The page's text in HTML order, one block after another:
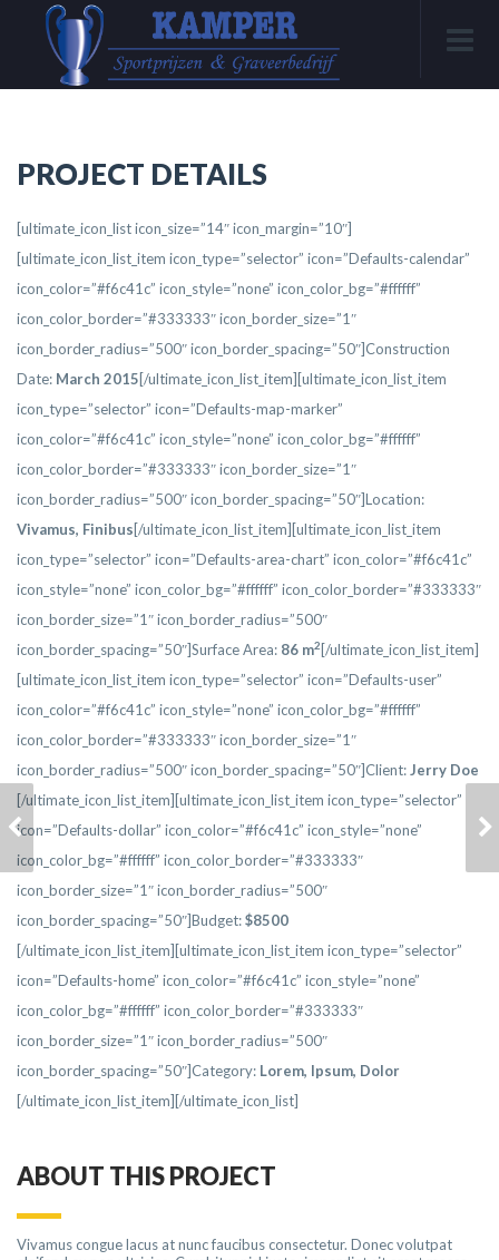
PROJECT DETAILS
[ultimate_icon_list icon_size=”14″ icon_margin=”10″]
[ultimate_icon_list_item icon_type=”selector” icon=”Defaults-calendar”
icon_color=”#f6c41c” icon_style=”none” icon_color_bg=”#ffffff”
icon_color_border=”#333333″ icon_border_size=”1″
icon_border_radius=”500″ icon_border_spacing=”50″]Construction
Date: March 2015[/ultimate_icon_list_item][ultimate_icon_list_item
icon_type=”selector” icon=”Defaults-map-marker”
icon_color=”#f6c41c” icon_style=”none” icon_color_bg=”#ffffff”
icon_color_border=”#333333″ icon_border_size=”1″
icon_border_radius=”500″ icon_border_spacing=”50″]Location:
Vivamus, Finibus[/ultimate_icon_list_item][ultimate_icon_list_item
icon_type=”selector” icon=”Defaults-area-chart” icon_color=”#f6c41c”
icon_style=”none” icon_color_bg=”#ffffff” icon_color_border=”#333333″
icon_border_size=”1″ icon_border_radius=”500″
icon_border_spacing=”50″]Surface Area: 86 m2 [/ultimate_icon_list_item]
[ultimate_icon_list_item icon_type=”selector” icon=”Defaults-user”
icon_color=”#f6c41c” icon_style=”none” icon_color_bg=”#ffffff”
icon_color_border=”#333333″ icon_border_size=”1″
icon_border_radius=”500″ icon_border_spacing=”50″]Client: Jerry Doe
[/ultimate_icon_list_item][ultimate_icon_list_item icon_type=”selector”
icon=”Defaults-dollar” icon_color=”#f6c41c” icon_style=”none”
icon_color_bg=”#ffffff” icon_color_border=”#333333″
icon_border_size=”1″ icon_border_radius=”500″
icon_border_spacing=”50″]Budget:$8500
[/ultimate_icon_list_item][ultimate_icon_list_item icon_type=”selector”
icon=”Defaults-home” icon_color=”#f6c41c” icon_style=”none”
icon_color_bg=”#ffffff” icon_color_border=”#333333″
icon_border_size=”1″ icon_border_radius=”500″
icon_border_spacing=”50″]Category: Lorem, Ipsum, Dolor
[/ultimate_icon_list_item][/ultimate_icon_list]
ABOUT THIS PROJECT
Vivamus congue lacus at nunc faucibus consectetur. Donec volutpat
NAM AC EROS
DIGNISSIM
VIVAMUS ULTRICES
FELIS